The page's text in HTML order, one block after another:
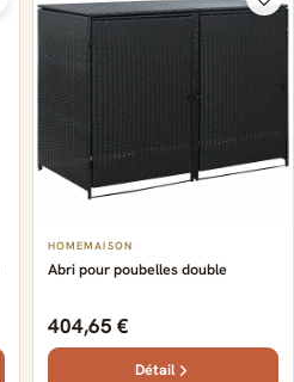
HOMEMAISON
Abri pour poubelles double
404,65 €
Détail